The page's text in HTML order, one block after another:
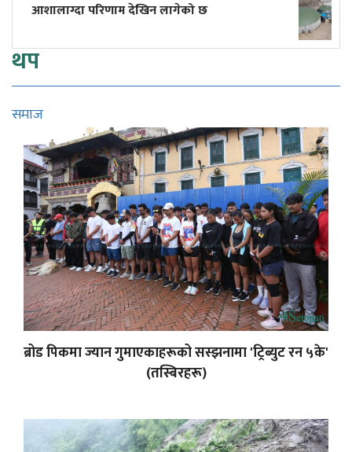
उद्योग भने बन्द!
थप
समाज
ब्रोड पिकमा ज्यान गुमाएकाहरूको सस्झनामा 'ट्रिब्युट रन ५के'
(तस्बिरहरू)